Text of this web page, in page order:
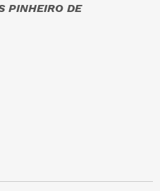
PINHEIRO DE